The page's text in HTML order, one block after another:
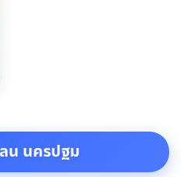
น นครปฐม